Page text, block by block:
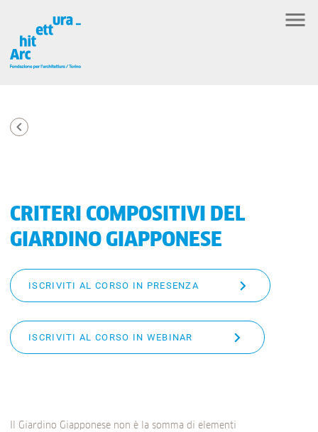
CRITERI COMPOSITIVI DEL
GIARDINO GIAPPONESE
ISCRIVITI AL CORSO IN PRESENZA
ISCRIVITI AL CORSO IN WEBINAR
Il Giardino Giapponese non è la somma di elementi